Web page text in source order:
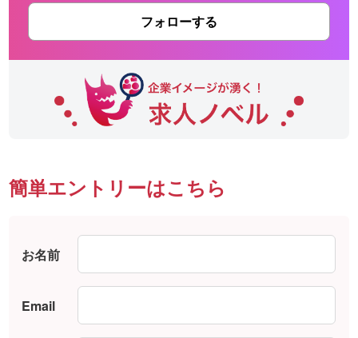
フォローする
簡単エントリーはこちら
お名前
Email